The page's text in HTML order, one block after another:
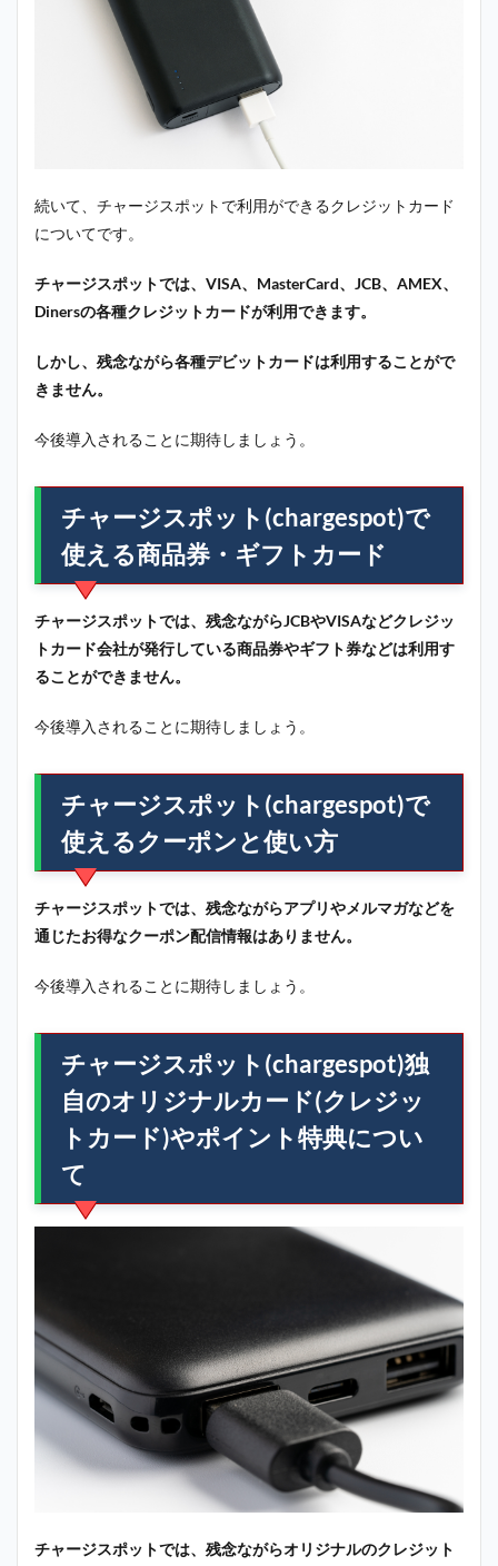
続いて、チャージスポットで利用ができるクレジットカード
についてです。
チャージスポットでは、VISA、MasterCard、JCB、AMEX、
Dinersの各種クレジットカードが利用できます。
しかし、残念ながら各種デビットカードは利用することがで
きません。
今後導入されることに期待しましょう。
チャージスポット(chargespot)で
使える商品券・ギフトカード
チャージスポットでは、残念ながらJCBやVISAなどクレジッ
トカード会社が発行している商品券やギフト券などは利用す
ることができません。
今後導入されることに期待しましょう。
チャージスポット(chargespot)で
使えるクーポンと使い方
チャージスポットでは、残念ながらアプリやメルマガなどを
通じたお得なクーポン配信情報はありません。
今後導入されることに期待しましょう。
チャージスポット(chargespot)独
自のオリジナルカード(クレジッ
トカード)やポイント特典につい
て
チャージスポットでは、残念ながらオリジナルのクレジット